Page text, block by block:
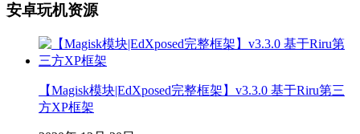
安卓玩机资源
【Magisk模块|EdXposed完整框架】v3.3.0 基于Riru第三
方XP框架